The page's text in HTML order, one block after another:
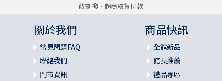
政劃撥、超商取貨付款
關於我們
常見問題FAQ
聯絡我們
門市資訊
商品快訊
全館新品
館長推薦
禮品專區